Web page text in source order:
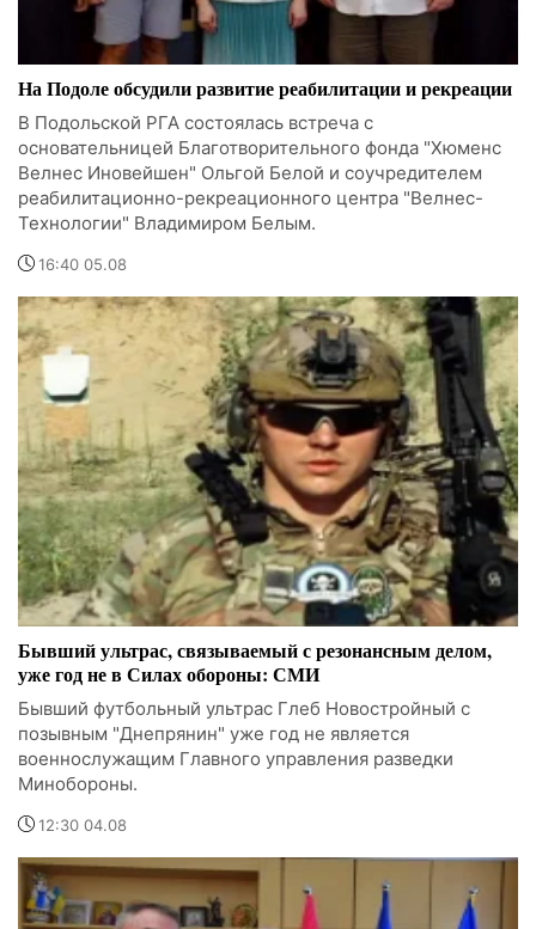
На Подоле обсудили развитие реабилитации и рекреации
В Подольской РГА состоялась встреча с
основательницей Благотворительного фонда "Хюменс
Велнес Иновейшен" Ольгой Белой и соучредителем
реабилитационно-рекреационного центра "Велнес-
Технологии" Владимиром Белым.
16:40 05.08
Бывший ультрас, связываемый с резонансным делом,
уже год не в Силах обороны: СМИ
Бывший футбольный ультрас Глеб Новостройный с
позывным "Днепрянин" уже год не является
военнослужащим Главного управления разведки
Минобороны.
12:30 04.08